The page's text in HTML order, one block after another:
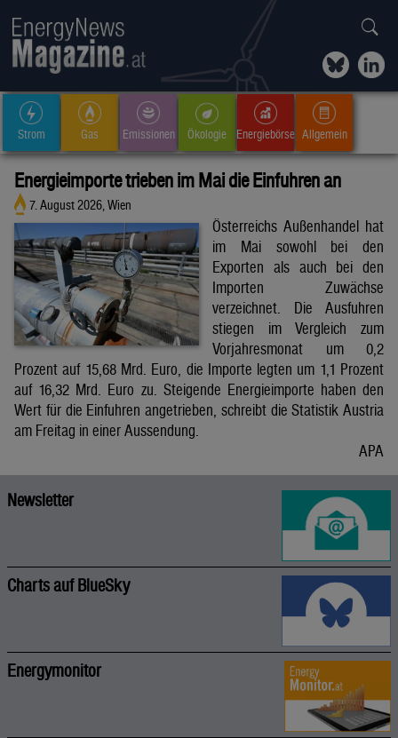
Strom Gas Emissionen Ökologie Energiebörse Allgemein
Energieimporte trieben im Mai die Einfuhren an
7. August 2026, Wien
Österreichs Außenhandel hat
im Mai sowohl bei den
Exporten als auch bei den
Importen Zuwächse
verzeichnet. Die Ausfuhren
stiegen im Vergleich zum
Vorjahresmonat um 0,2
Prozent auf 15,68 Mrd. Euro, die Importe legten um 1,1 Prozent
auf 16,32 Mrd. Euro zu. Steigende Energieimporte haben den
Wert für die Einfuhren angetrieben, schreibt die Statistik Austria
am Freitag in einer Aussendung.
APA
Newsletter
Charts auf BlueSky
Energymonitor